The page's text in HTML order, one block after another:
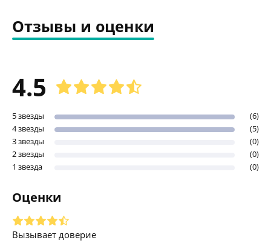
Отзывы и оценки
4.5
5 звезды
(6)
4 звезды
(5)
3 звезды
(0)
2 звезды
(0)
1 звезда
(0)
Оценки
Вызывает доверие